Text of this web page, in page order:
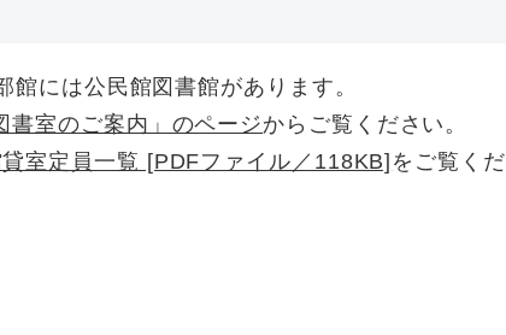
には公民館図書館があります。
書室のご案内」のページからご覧ください。
室定員一覧 [PDFファイル／118KB] をご覧くだ